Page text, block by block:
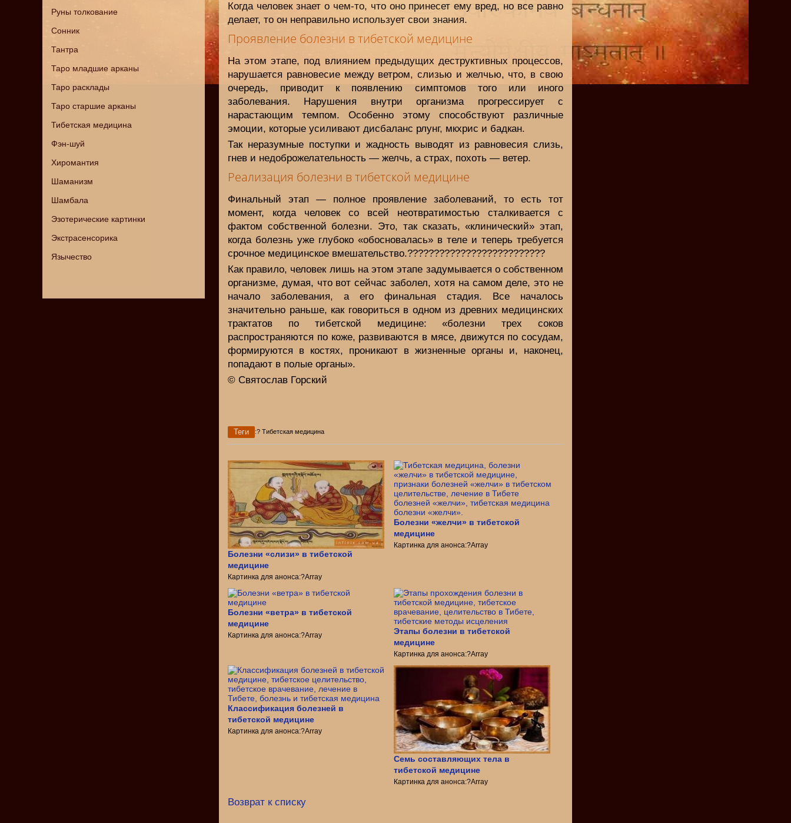
Руны толкование
Сонник
Тантра
Таро младшие арканы
Таро расклады
Таро старшие арканы
Тибетская медицина
Фэн-шуй
Хиромантия
Шаманизм
Шамбала
Эзотерические картинки
Экстрасенсорика
Язычество
Когда человек знает о чем-то, что оно принесет ему вред, но все равно
делает, то он неправильно использует свои знания.
Проявление болезни в тибетской медицине
На этом этапе, под влиянием предыдущих деструктивных процессов,
нарушается равновесие между ветром, слизью и желчью, что, в свою
очередь, приводит к появлению симптомов того или иного
заболевания. Нарушения внутри организма прогрессирует с
нарастающим темпом. Особенно этому способствуют различные
эмоции, которые усиливают дисбаланс рлунг, мкхрис и бадкан.
Так неразумные поступки и жадность выводят из равновесия слизь,
гнев и недоброжелательность — желчь, а страх, похоть — ветер.
Реализация болезни в тибетской медицине
Финальный этап — полное проявление заболеваний, то есть тот
момент, когда человек со всей неотвратимостью сталкивается с
фактом собственной болезни. Это, так сказать, «клинический» этап,
когда болезнь уже глубоко «обосновалась» в теле и теперь требуется
срочное медицинское вмешательство.??????????????????????????
Как правило, человек лишь на этом этапе задумывается о собственном
организме, думая, что вот сейчас заболел, хотя на самом деле, это не
начало заболевания, а его финальная стадия. Все началось
значительно раньше, как говориться в одном из древних медицинских
трактатов по тибетской медицине: «болезни трех соков
распространяются по коже, развиваются в мясе, движутся по сосудам,
формируются в костях, проникают в жизненные органы и, наконец,
попадают в полые органы».
© Святослав Горский
Теги :? Тибетская медицина
Болезни «слизи» в тибетской
медицине
Картинка для анонса:?Array
Болезни «желчи» в тибетской
медицине
Картинка для анонса:?Array
Болезни «ветра» в тибетской
медицине
Картинка для анонса:?Array
Этапы болезни в тибетской
медицине
Картинка для анонса:?Array
Классификация болезней в
тибетской медицине
Картинка для анонса:?Array
Семь составляющих тела в
тибетской медицине
Картинка для анонса:?Array
Возврат к списку